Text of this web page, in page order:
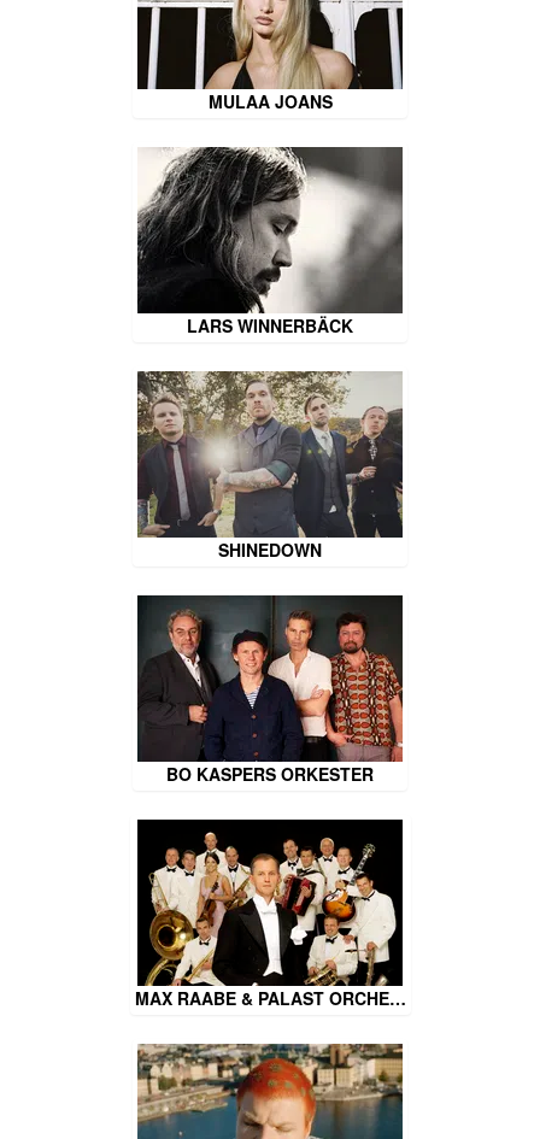
MULAA JOANS
LARS WINNERBÄCK
SHINEDOWN
BO KASPERS ORKESTER
MAX RAABE & PALAST ORCHE…